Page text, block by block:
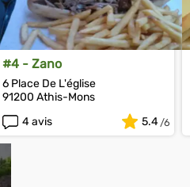
#4 - Zano
6 Place De L'église
91200 Athis-Mons
4 avis
5.4